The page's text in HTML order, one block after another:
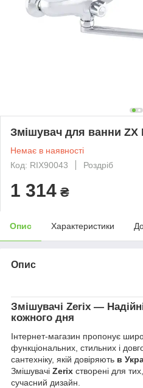
Змішувач для ванни ZX
Немає в наявності
Код: RIX90043
Роздріб
1 314 ₴
Опис Характеристики
Опис
Змішувачі Zerix —
кожного дня
Інтернет-магазин пропонує
функціональних, стильних і
сантехніку, якій довіряють в
Змішувачі Zerix створені для тих,
сучасний дизайн.